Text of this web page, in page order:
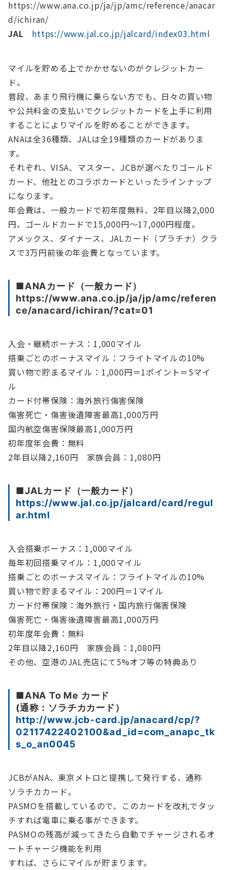
https://www.ana.co.jp/ja/jp/amc/reference/anacar
d/ichiran/
JAL
https://www.jal.co.jp/jalcard/index03.html
マイルを貯める上でかかせないのがクレジットカー
ド。
普段、あまり飛行機に乗らない方でも、日々の買い物
や公共料金の支払いでクレジットカードを上手に利用
することによりマイルを貯めることができます。
ANAは全36種類、JALは全19種類のカードがありま
す。
それぞれ、VISA、マスター、JCBが選べたりゴールド
カード、他社とのコラボカードといったラインナップ
になります。
年会費は、一般カードで初年度無料、2年目以降2,000
円、ゴールドカードで15,000円～17,000円程度。
アメックス、ダイナース、JALカード（プラチナ）クラ
スで3万円前後の年会費となっています。
■ANAカード（一般カード）
https://www.ana.co.jp/ja/jp/amc/referen
ce/anacard/ichiran/?cat=01
入会・継続ボーナス：1,000マイル
搭乗ごとのボーナスマイル：フライトマイルの10%
買い物で貯まるマイル：1,000円＝1ポイント＝5マイ
ル
カード付帯保険：海外旅行傷害保険
傷害死亡・傷害後遺障害最高1,000万円
国内航空傷害保険最高1,000万円
初年度年会費：無料
2年目以降2,160円 家族会員：1,080円
■JALカード（一般カード）
https://www.jal.co.jp/jalcard/card/regul
ar.html
入会搭乗ボーナス：1,000マイル
毎年初回搭乗マイル：1,000マイル
搭乗ごとのボーナスマイル：フライトマイルの10%
買い物で貯まるマイル：200円＝1マイル
カード付帯保険：海外旅行・国内旅行傷害保険
傷害死亡・傷害後遺障害最高1,000万円
初年度年会費：無料
2年目以降2,160円 家族会員：1,080円
その他、空港のJAL売店にて5%オフ等の特典あり
■ANA To Me カード
(通称：ソラチカカード）
http://www.jcb-card.jp/anacard/cp/?
02117422402100&ad_id=com_anapc_tk
s_o_an0045
JCBがANA、東京メトロと提携して発行する、通称
ソラチカカード。
PASMOを搭載しているので、このカードを改札でタッ
チすれば電車に乗る事ができます。
PASMOの残高が減ってきたら自動でチャージされるオ
ートチャージ機能を利用
すれば、さらにマイルが貯まります。